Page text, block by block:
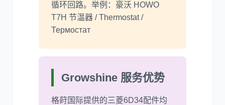
循环回路。举例：豪沃 HOWO
T7H 节温器 / Thermostat /
Термостат
Growshine 服务优势
格莳国际提供的三菱6D34配件均